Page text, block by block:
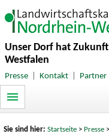
Unser Dorf hat
Westfalen
Presse| Kontakt| Partner
Sie sind hier:Startseite > Presse